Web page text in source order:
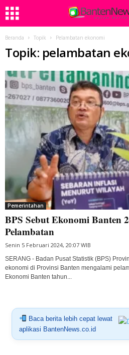
Beranda Topik Pelambatan ekonomi
Topik: pelambatan
Pemerintahan
BPS Sebut Ekonomi Banten
Pelambatan
Senin 5 Februari 2024, 20:07 WIB
SERANG - Badan Pusat Statistik (BPS)
ekonomi di Provinsi Banten mengalami
Ekonomi Banten tahun...
Baca berita lebih cepat lewat
aplikasi BantenNews.co.id